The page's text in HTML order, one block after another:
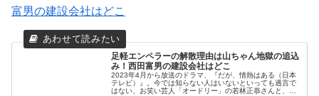
富男の建設会社はどこ
足軽エンペラーの解散理由は山ちゃん地獄の追込
み！西田富男の建設会社はどこ
2023年4月から放送のドラマ、『だが、情熱はある（日本
テレビ）』。今では知らない人はいないといっても過言で
はない、お笑い芸人「オードリー」の若林正恭さんと、